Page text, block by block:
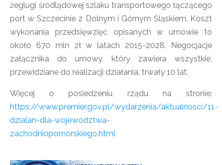
żeglugi śródlądowej szlaku transportowego łączącego
port w Szczecinie z Dolnym i Górnym Śląskiem. Koszt
wykonania przedsięwzięć opisanych w umowie to
około 670 mln zł w latach 2015-2028. Negocjacje
załącznika do umowy, który zawiera wszystkie,
przewidziane do realizacji działania, trwały 10 lat.
Więcej o posiedzeniu rządu na stronie:
https://www.premier.gov.pl/wydarzenia/aktualnosci/11-
dzialan-dla-wojewodztwa-
zachodniopomorskiego.html